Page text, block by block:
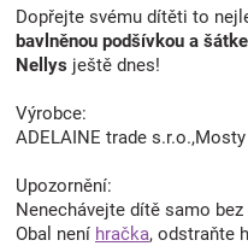
Dopřejte svému dítěti to
bavlněnou podšívkou a
Nellys ještě dnes!
Výrobce:
ADELAINE trade
Upozornění:
Nenechávejte dítě samo bez
Obal není hračka, odstraňte